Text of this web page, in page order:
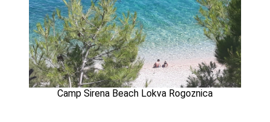
Camp Sirena Beach Lokva Rogoznica